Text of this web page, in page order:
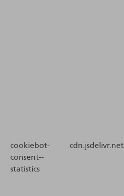
cookiebot-
consent--
statistics
cdn.jsdelivr.net